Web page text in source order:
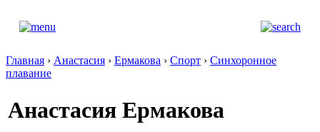
Главная › Анастасия › Ермакова › Спорт › Синхоронное
плавание
Анастасия Ермакова